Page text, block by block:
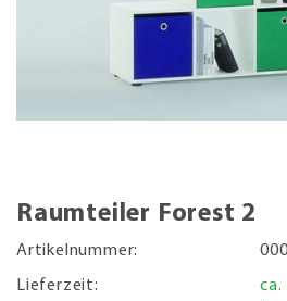
Raumteiler Forest 2
Artikelnummer:
Lieferzeit:
ca.